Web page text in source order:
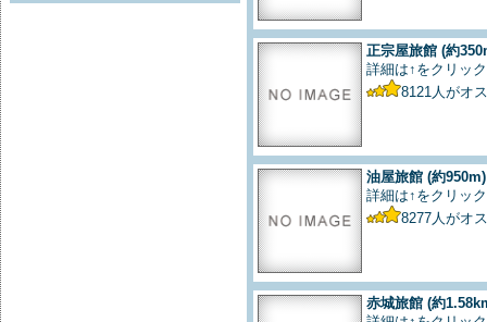
正宗屋旅館 (約
詳細は↑をクリック
8121 人がオ
油屋旅館 (約950m)
詳細は↑をクリック
8277 人がオ
赤城旅館 (約